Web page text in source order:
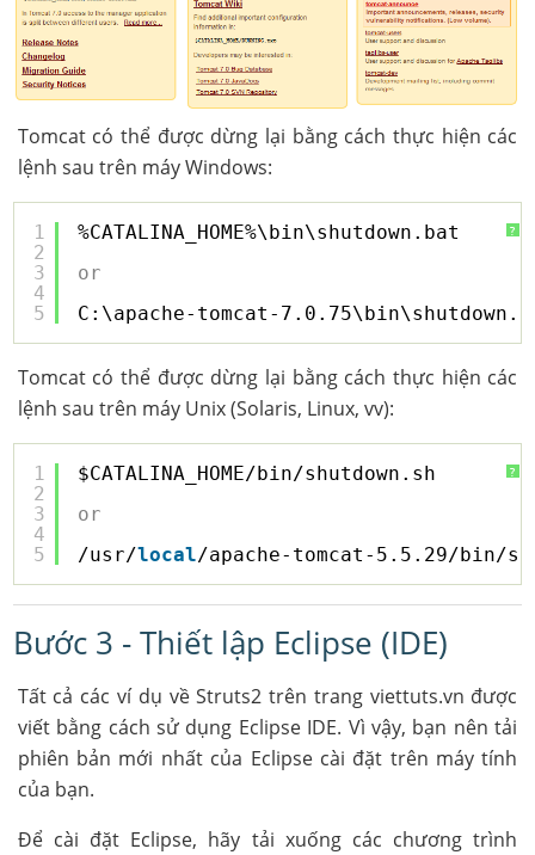
Tomcat có thể được dừng lại bằng cách thực hiện các
lệnh sau trên máy Windows:
?
1
2
3
4
5
%CATALINA_HOME%\bin\shutdown.bat
or
C:\apache-tomcat-
Tomcat có thể được dừng lại bằng cách thực hiện các
lệnh sau trên máy Unix (Solaris, Linux, vv):
?
1
2
3
4
5
$CATALINA_HOME/bin/shutdown.sh
or
/usr/local/apache-tomcat-5.5.29/bin/
Bước 3 - Thiết lập Eclipse (IDE)
Tất cả các ví dụ về Struts2 trên trang viettuts.vn được
viết bằng cách sử dụng Eclipse IDE. Vì vậy, bạn nên tải
phiên bản mới nhất của Eclipse cài đặt trên máy tính
của bạn.
Để cài đặt Eclipse, hãy tải xuống các chương trình